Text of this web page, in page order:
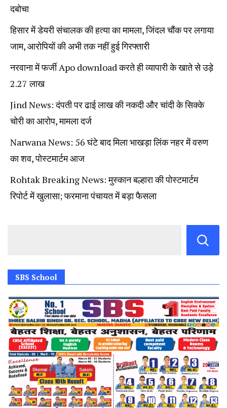
दबोचा
हिसार में डेयरी संचालक की हत्या का मामला, जिंदल चौंक पर लगाया
जाम, आरोपियों की अभी तक नहीं हुई गिरफ्तारी
नरवाना में फर्जी Apo download करते ही व्यापारी के खाते से उड़े
2.27 लाख
Jind News: दंपती पर ढाई लाख की नकदी और चांदी के सिक्के
चोरी का आरोप, मामला दर्ज
Narwana News: 56 घंटे बाद मिला भाखड़ा लिंक नहर में वरुण
का शव, पोस्टमार्टम आज
Rohtak Breaking News: मुस्कान बल्हारा की पोस्टमार्टम
रिपोर्ट में खुलासा; फरमाना पंचायत में बड़ा फैसला
SBS School